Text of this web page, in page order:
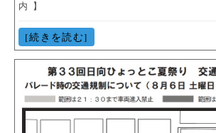
内 】
[続きを読む]